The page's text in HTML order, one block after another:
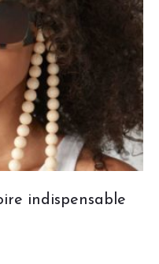
indispensable